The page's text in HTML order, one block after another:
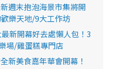
週末抱泡海景市集將開
樂天地/9大工作坊
新開幕好去處懶人包！3
場/雞蛋糕專門店
新美食嘉年華會開幕！